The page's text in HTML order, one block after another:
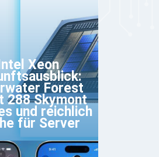
Intel Xeon
Forest
288 Skymont
und reichlich
für Server